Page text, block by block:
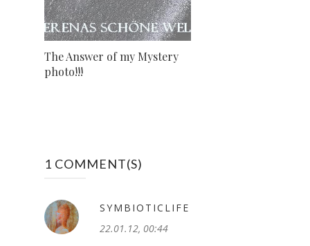
The Answer of my Mystery
photo!!!
1 COMMENT(S)
SYMBIOTICLIFE
22.01.12, 00:44